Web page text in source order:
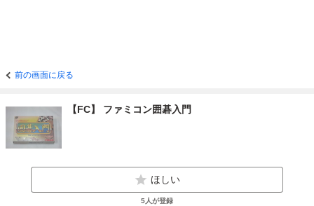
前の画面に戻る
【FC】 ファミコン囲碁入門
ほしい
5人が登録